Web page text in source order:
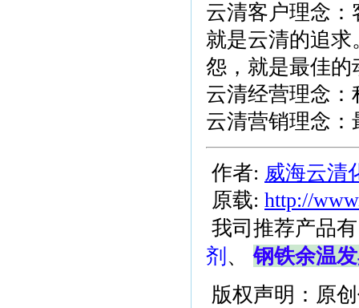
云清客户理念
就是云清的追
怨，就是最佳的
云清经营理念
云清营销理念
作者: 威海云清
原载: http://
我司推荐产品
剂 、钢铁余温
版权声明：原